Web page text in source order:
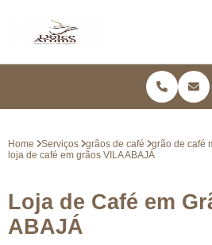
Home Serviços grãos de café
grão de café
loja de café em grãos VILA ABAJÁ
Loja de Café em
ABAJÁ